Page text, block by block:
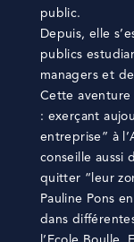
public.
Depuis, elle
publics
managers et
Cette aventure
: exerçant
entreprise” à
conseille aussi
quitter “leur
Pauline Pons
dans